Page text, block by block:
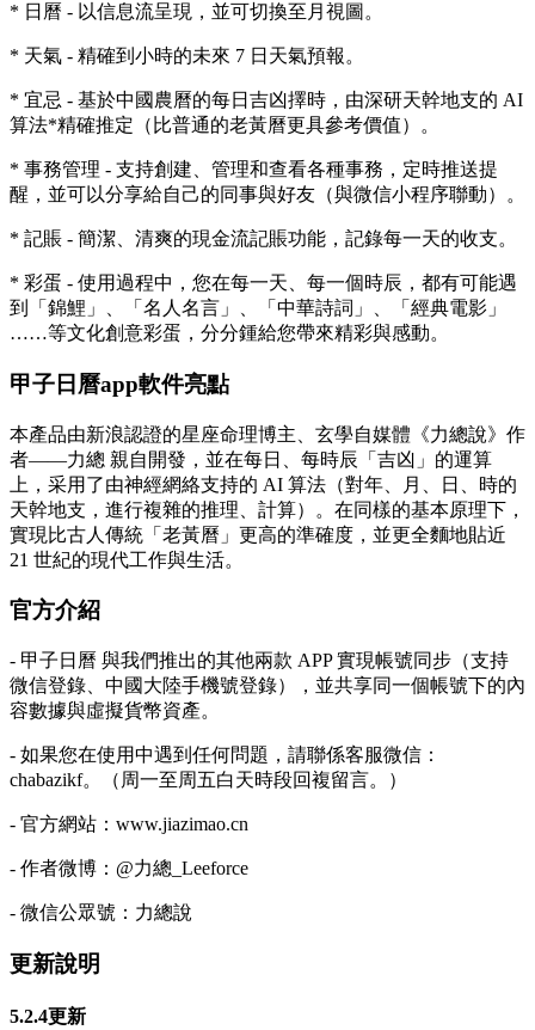
* 日曆 - 以信息流呈現，並可切換至月視圖。
* 天氣 - 精確到小時的未來 7 日天氣預報。
* 宜忌 - 基於中國農曆的每日吉凶擇時，由深研天幹地支的 AI
算法*精確推定（比普通的老黃曆更具參考價值）。
* 事務管理 - 支持創建、管理和查看各種事務，定時推送提
醒，並可以分享給自己的同事與好友（與微信小程序聯動）。
* 記賬 - 簡潔、清爽的現金流記賬功能，記錄每一天的收支。
* 彩蛋 - 使用過程中，您在每一天、每一個時辰，都有可能遇
到「錦鯉」、「名人名言」、「中華詩詞」、「經典電影」
……等文化創意彩蛋，分分鍾給您帶來精彩與感動。
甲子日曆app軟件亮點
本產品由新浪認證的星座命理博主、玄學自媒體《力總說》作
者——力總 親自開發，並在每日、每時辰「吉凶」的運算
上，采用了由神經網絡支持的 AI 算法（對年、月、日、時的
天幹地支，進行複雜的推理、計算）。在同樣的基本原理下，
實現比古人傳統「老黃曆」更高的準確度，並更全麵地貼近
21 世紀的現代工作與生活。
官方介紹
- 甲子日曆 與我們推出的其他兩款 APP 實現帳號同步（支持
微信登錄、中國大陸手機號登錄），並共享同一個帳號下的內
容數據與虛擬貨幣資產。
- 如果您在使用中遇到任何問題，請聯係客服微信：
chabazikf。（周一至周五白天時段回複留言。）
- 官方網站：www.jiazimao.cn
- 作者微博：@力總_Leeforce
- 微信公眾號：力總說
更新說明
5.2.4更新